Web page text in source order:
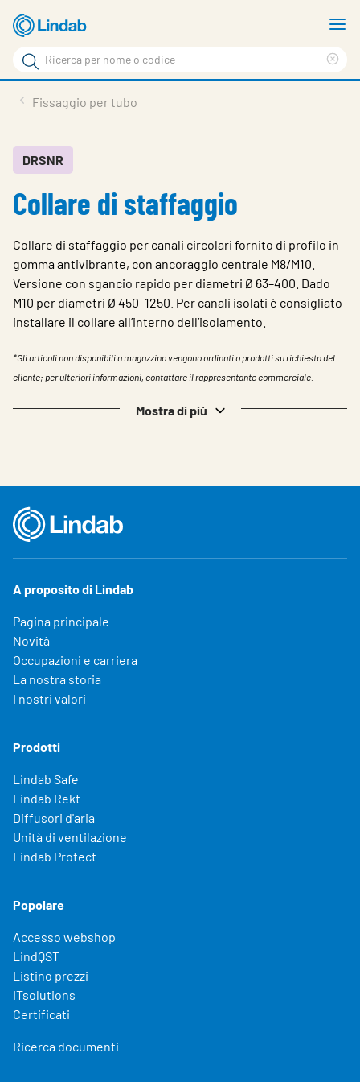
Log
visionare
Cerca
Cerca
Su Lindab
Su Tecnovent
Download
Scegliere la lingua
Fissaggio per tubo
DRSNR
Collare di staffaggio
Collare di staffaggio per canali circolari fornito di profilo in
gomma antivibrante, con ancoraggio centrale M8/M10.
Versione con sgancio rapido per diametri Ø 63–400. Dado
M10 per diametri Ø 450–1250. Per canali isolati è consigliato
installare il collare all’interno dell’isolamento.
*Gli articoli non disponibili a magazzino vengono ordinati o prodotti su richiesta del
cliente; per ulteriori informazioni, contattare il rappresentante commerciale.
Mostra di più
A proposito di Lindab
Pagina principale
Novità
Occupazioni e carriera
La nostra storia
I nostri valori
Prodotti
Lindab Safe
Lindab Rekt
Diffusori d'aria
Unità di ventilazione
Lindab Protect
Popolare
Accesso webshop
LindQST
Listino prezzi
ITsolutions
Certificati
Ricerca documenti